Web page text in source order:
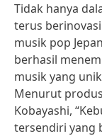
Tidak hanya
terus
musik pop
berhasil
musik yang
Menurut
Kobayashi,
tersendiri yang